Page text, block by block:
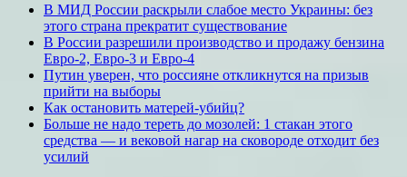
В МИД России раскрыли слабое место Украины: без
этого страна прекратит существование
В России разрешили производство и продажу бензина
Евро-2, Евро-3 и Евро-4
Путин уверен, что россияне откликнутся на призыв
прийти на выборы
Как остановить матерей-убийц?
Больше не надо тереть до мозолей: 1 стакан этого
средства — и вековой нагар на сковороде отходит без
усилий